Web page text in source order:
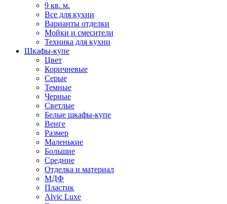
9 кв. м.
Все для кухни
Варианты отделки
Мойки и смесители
Техника для кухни
Шкафы-купе
Цвет
Коричневые
Серые
Темные
Черные
Светлые
Белые шкафы-купе
Венге
Размер
Маленькие
Большие
Средние
Отделка и материал
МДФ
Пластик
Alvic Luxe